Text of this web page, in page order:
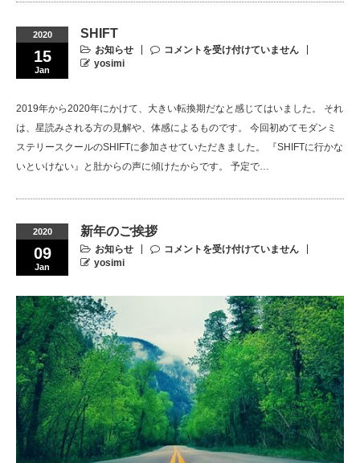
2020
15
Jan
SHIFT
お知らせ
コメントを受け付けていません
yosimi
2019年から2020年にかけて、大きい転換期だなと感じてはいました。 それ
は、星読みされる方の見解や、体感によるものです。 今回初めてモダンミ
ステリースクールのSHIFTに参加させていただきました。 『SHIFTに行かな
いといけない』と肚からの声に傾けたからです。 予定で…
2020
09
Jan
新年のご挨拶
お知らせ
コメントを受け付けていません
yosimi